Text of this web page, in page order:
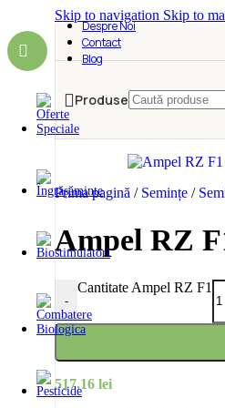
Skip to navigation Skip to
Despre Noi
Contact
Blog
Produse
Prima pagină / Semințe /
Ampel RZ
-
Cantitate Ampel RZ F1
517,16 lei